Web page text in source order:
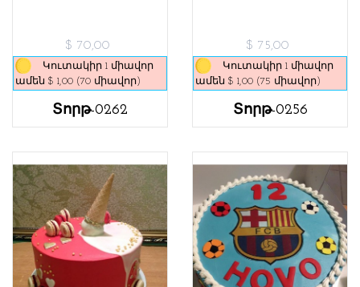
$ 70,00
Կուտակիր 1 միավոր
ամեն $ 1,00 (70 միավոր)
Տորթ-0262
$ 75,00
Կուտակիր 1 միավոր
ամեն $ 1,00 (75 միավոր)
Տորթ-0256